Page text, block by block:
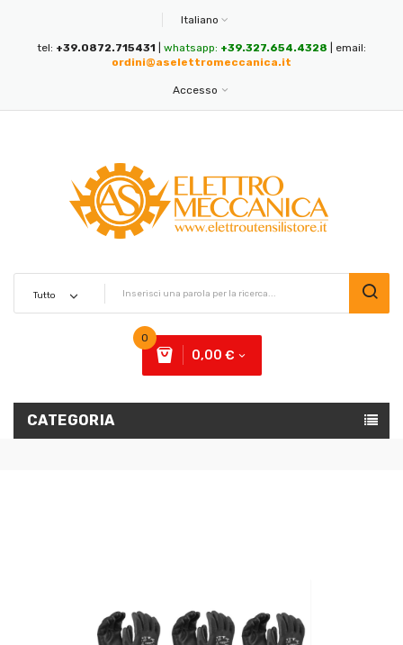
Italiano
tel: +39.0872.715431 whatsapp: +39.327.654.4328 | email:
ordini@aselettromeccanica.it
Accesso
0
0,00 €
CATEGORIA